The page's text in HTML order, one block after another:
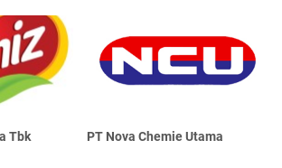
Tbk PT Nova Chemie Utama